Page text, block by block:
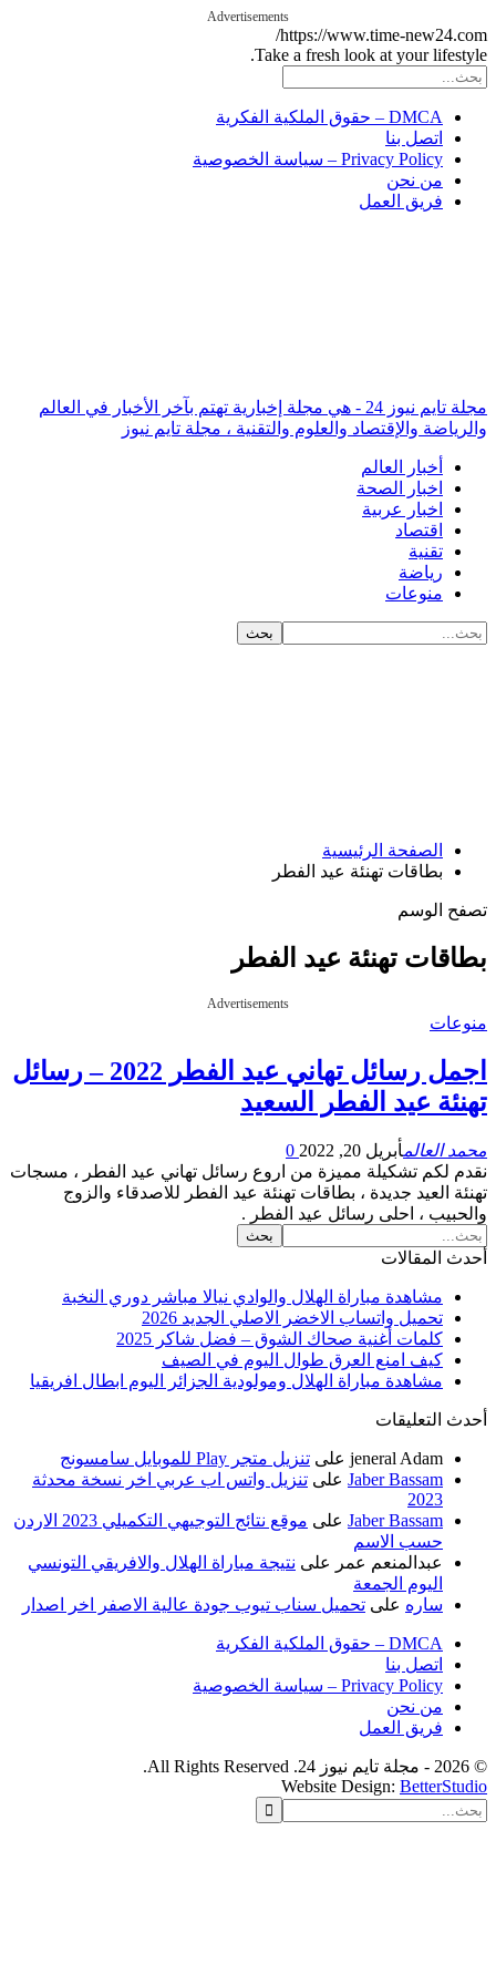
Advertisements
https://www.time-
Take a fresh look at your
DMCA – حقوق الملكية الفكرية
اتصل بنا
Privacy Policy – سياسة الخصوصية
من نحن
فريق العمل
مجلة تايم نيوز 24 - هي مجلة إخبارية تهتم بآخر الأخبار في العالم
والإقتصاد والعلوم والتقنية ، مجلة تايم نيوز
أخبار العالم
اخبار الصحة
اخبار عربية
اقتصاد
رياضة
منوعات
الصفحة الرئيسية
بطاقات تهنئة عيد الفطر
تهنئة عيد الفطر
Advertisements
اجمل رسائل تهاني عيد الفطر 2022 – رسائل
عيد الفطر السعيد
أبريل 20, 2022
0
تشكيلة مميزة من اروع رسائل تهاني عيد الفطر ، مسجات
جديدة ، بطاقات تهنئة عيد الفطر للاصدقاء والزوج
، احلى رسائل عيد الفطر .
مشاهدة مباراة الهلال والوادي نيالا مباشر دوري النخبة
تحميل واتساب الاخضر الاصلي الجديد 2026
كلمات أغنية صحاك الشوق – فضل شاكر 2025
كيف امنع العرق طوال اليوم في الصيف
مشاهدة مباراة الهلال ومولودية الجزائر اليوم ابطال افريقيا
jeneral Adamعلىتنزيل متجر Play للموبايل سامسونج
Jaber Bassamعلىتنزيل واتس اب عربي اخر نسخة محدثة
Jaber Bassamعلى
موقع نتائج التوجيهي التكميلي 2023 الاردن
حسب الاسم
عبدالمنعم عمرعلىنتيجة مباراة الهلال والافريقي التونسي
اليوم الجمعة
سارهعلى تحميل سناب تيوب جودة عالية الاصفر اخر اصدار
DMCA – حقوق الملكية الفكرية
اتصل بنا
Privacy Policy – سياسة الخصوصية
من نحن
فريق العمل
Website Design: